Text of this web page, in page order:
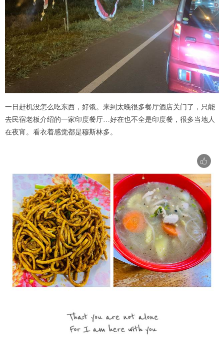
一日赶机没怎么吃东西，好饿。来到太晚很多餐厅酒店关门了，只能
去民宿老板介绍的一家印度餐厅…好在也不全是印度餐，很多当地人
在夜宵。看衣着感觉都是穆斯林多。